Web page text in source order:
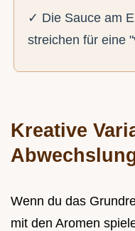
✓ Die Sauce am
streichen für eine
Kreative
Wenn du das
mit den Aromen